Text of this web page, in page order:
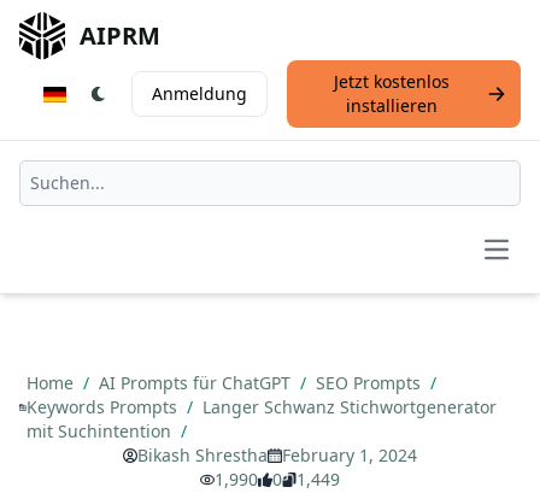
AIPRM
Anmeldung
Jetzt kostenlos
installieren
Home / AI Prompts für ChatGPT / SEO Prompts /
Keywords Prompts / Langer Schwanz Stichwortgenerator
mit Suchintention /
Bikash Shrestha
February 1, 2024
1,990
0 1,449